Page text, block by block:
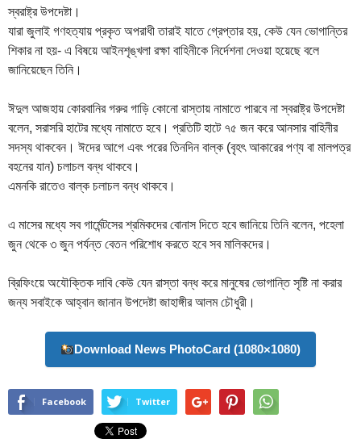
স্বরাষ্ট্র উপদেষ্টা।
যারা জুলাই গণহত্যায় প্রকৃত অপরাধী তারাই যাতে গ্রেপ্তার হয়, কেউ যেন ভোগান্তির
শিকার না হয়- এ বিষয়ে আইনশৃঙ্খলা রক্ষা বাহিনীকে নির্দেশনা দেওয়া হয়েছে বলে
জানিয়েছেন তিনি।
ঈদুল আজহায় কোরবানির গরুর গাড়ি কোনো রাস্তায় নামাতে পারবে না স্বরাষ্ট্র উপদেষ্টা
বলেন, সরাসরি হাটের মধ্যে নামাতে হবে। প্রতিটি হাটে ৭৫ জন করে আনসার বাহিনীর
সদস্য থাকবেন। ঈদের আগে এবং পরের তিনদিন বাল্ক (বৃহৎ আকারের পণ্য বা মালপত্র
বহনের যান) চলাচল বন্ধ থাকবে।
এমনকি রাতেও বাল্ক চলাচল বন্ধ থাকবে।
এ মাসের মধ্যে সব গার্মেন্টসের শ্রমিকদের বোনাস দিতে হবে জানিয়ে তিনি বলেন, পহেলা
জুন থেকে ৩ জুন পর্যন্ত বেতন পরিশোধ করতে হবে সব মালিকদের।
ব্রিফিংয়ে অযৌক্তিক দাবি কেউ যেন রাস্তা বন্ধ করে মানুষের ভোগান্তি সৃষ্টি না করার
জন্য সবাইকে আহ্বান জানান উপদেষ্টা জাহাঙ্গীর আলম চৌধুরী।
Download News PhotoCard (1080×1080)
Facebook Twitter